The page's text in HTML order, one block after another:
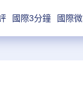
國際3分鐘 國際